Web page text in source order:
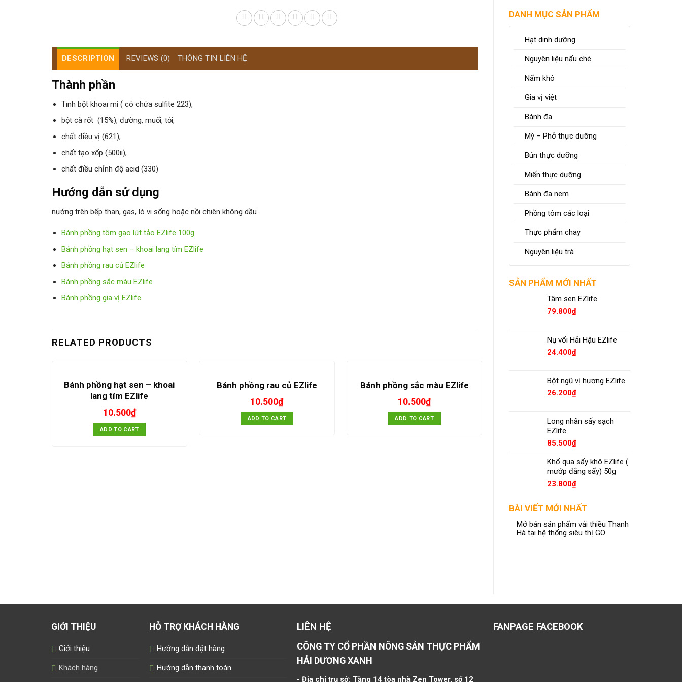
DESCRIPTION REVIEWS (0) THÔNG TIN LIÊN HỆ
Thành phần
Tinh bột khoai mì ( có chứa sulfite 223),
bột cà rốt (15%), đường, muối, tỏi,
chất điều vị (621),
chất tạo xốp (500ii),
chất điều chỉnh độ acid (330)
Hướng dẫn sử dụng
nướng trên bếp than, gas, lò vi sống hoặc nồi chiên không dầu
Bánh phồng tôm gạo lứt tảo EZlife 100g
Bánh phồng hạt sen – khoai lang tím EZlife
Bánh phồng rau củ EZlife
Bánh phồng sắc màu EZlife
Bánh phồng gia vị EZlife
RELATED PRODUCTS
Bánh phồng hạt sen – khoai
lang tím EZlife
10.500₫
ADD TO CART
Bánh phồng rau củ EZlife
10.500₫
ADD TO CART
Bánh phồng sắc màu EZlife
10.500₫
ADD TO CART
Bánh phồng mực EZlife
9.800₫
DANH MỤC SẢN PHẨM
Hạt dinh dưỡng
Nguyên liệu nấu chè
Nấm khô
Gia vị việt
Bánh đa
Mỳ – Phở thực dưỡng
Bún thực dưỡng
Miến thực dưỡng
Bánh đa nem
Phồng tôm các loại
Thực phẩm chay
Nguyên liệu trà
SẢN PHẨM MỚI NHẤT
Tâm sen EZlife
79.800₫
Nụ vối Hải Hậu EZlife
24.400₫
Bột ngũ vị hương EZlife
26.200₫
Long nhãn sấy sạch
EZlife
85.500₫
Khổ qua sấy khô EZlife (
mướp đắng sấy) 50g
23.800₫
BÀI VIẾT MỚI NHẤT
Mở bán sản phẩm vải thiều Thanh
Hà tại hệ thống siêu thị GO
GIỚI THIỆU
Giới thiệu
Khách hàng
HỖ TRỢ KHÁCH HÀNG
Hướng dẫn đặt hàng
Hướng dẫn thanh toán
LIÊN HỆ
CÔNG TY CỔ PHẦN NÔNG SẢN THỰC PHẨM
HẢI DƯƠNG XANH
- Địa chỉ trụ sở: Tầng 14 tòa nhà Zen Tower, số 12
FANPAGE FACEBOOK